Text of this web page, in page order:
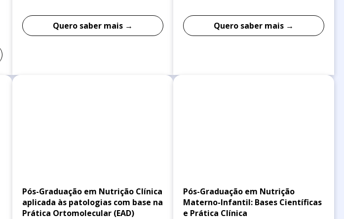
Quero saber mais → Quero saber mais →
Pós-Graduação em Nutrição Clínica
aplicada às patologias com base na
Prática Ortomolecular (EAD)
Pós-Graduação em Nutrição
Materno-Infantil: Bases Científicas
e Prática Clínica